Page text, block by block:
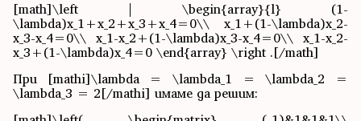
[math]\left | \begin{array}{l} (1-
\lambda)x_1+x_2+x_3+x_4=0\\ x_1+(1-\lambda)x_2-
x_3-x_4=0\\ x_1-x_2+(1-\lambda)x_3-x_4=0\\ x_1-x_2-
x_3+(1-\lambda)x_4=0 \end{array} \right .[/math]
При [mathi]\lambda = \lambda_1 = \lambda_2 =
\lambda_3 = 2[/mathi] имаме да решим: